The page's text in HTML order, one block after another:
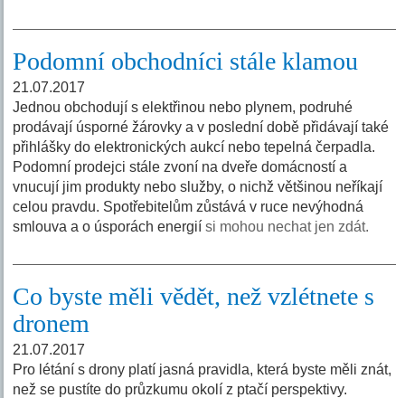
Podomní obchodníci stále klamou
21.07.2017
Jednou obchodují s elektřinou nebo plynem, podruhé
prodávají úsporné žárovky a v poslední době přidávají také
přihlášky do elektronických aukcí nebo tepelná čerpadla.
Podomní prodejci stále zvoní na dveře domácností a
vnucují jim produkty nebo služby, o nichž většinou neříkají
celou pravdu. Spotřebitelům zůstává v ruce nevýhodná
smlouva a o úsporách energiísi mohou nechat jen zdát.
Co byste měli vědět, než vzlétnete s
dronem
21.07.2017
Pro létání s drony platí jasná pravidla, která byste měli znát,
než se pustíte do průzkumu okolí z ptačí perspektivy.